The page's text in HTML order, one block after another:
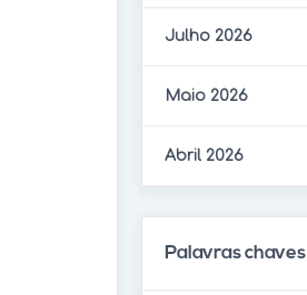
Julho 2026
Maio 2026
Abril 2026
Palavras chaves